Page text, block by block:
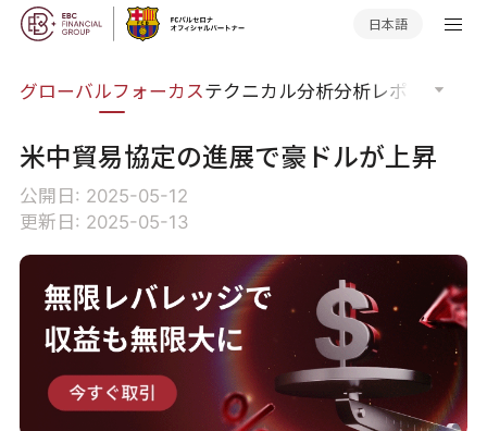
日本語
グローバルフォーカステクニカル分析分析レポート
米中貿易協定の進展で豪ドルが上昇
公開日: 2025-05-12
更新日: 2025-05-13